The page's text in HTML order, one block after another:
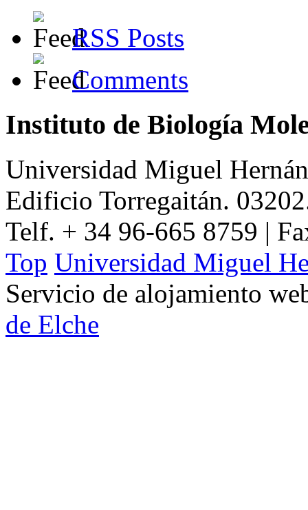
RSS Posts
Comments
Instituto de Biología
Universidad Miguel
Edificio Torregaitán.
Telf. + 34 96-665 8759 |
Top Universidad Miguel
Servicio de alojamiento
de Elche